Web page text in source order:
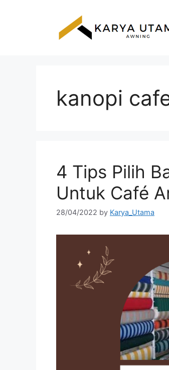
kanopi
4 Tips Pilih
Untuk Café
28/04/2022 by Karya_Utama